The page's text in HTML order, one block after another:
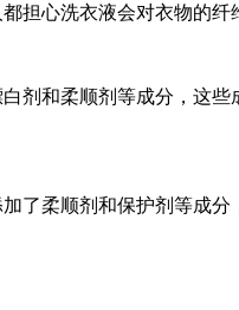
心洗衣液会对衣物的纤
和柔顺剂等成分，这些
柔顺剂和保护剂等成分